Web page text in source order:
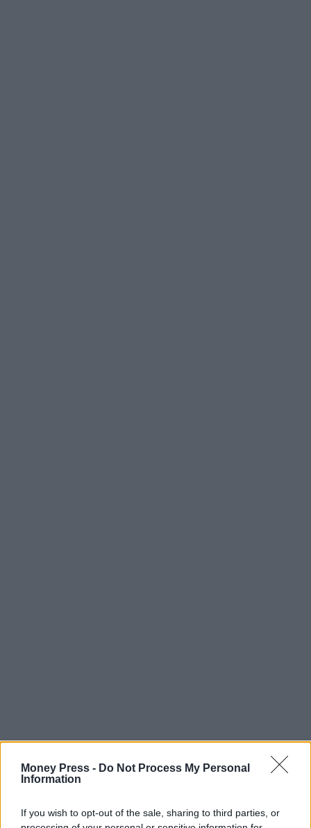
Money Press - Do Not Process My Personal
Information
If you wish to opt-out of the sale, sharing to third parties, or
Telegram Ρωσία